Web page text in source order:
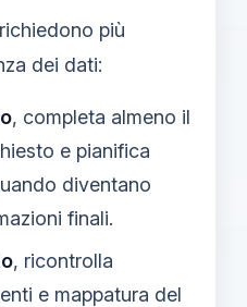
più
dei dati:
, completa almeno il
e pianifica
diventano
finali.
, ricontrolla
e mappatura del